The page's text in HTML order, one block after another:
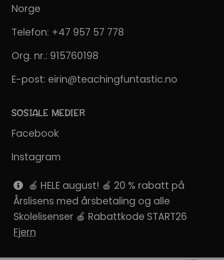
Norge
Telefon: +47 957 57 778
Org. nr.: 915760198
E-post: eirin@teachingfuntastic.no
SOSIALE MEDIER
Facebook
Instagram
Pinterest
SnapChat
🍎 HELE august! 🍎 20 % rabatt på
Årslisens med årsbetaling og alle
Skolelisenser 🍎 Rabattkode START26
Fjern